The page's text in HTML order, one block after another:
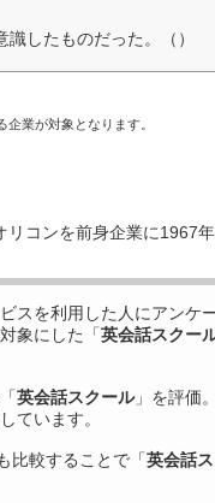
したものだった。（）
業が対象となります。
コンを前身企業に1967
スを利用した 人にアンケ
象にした「英会話スクー
英会話スクール」を評価
ています。
比較することで「英会話